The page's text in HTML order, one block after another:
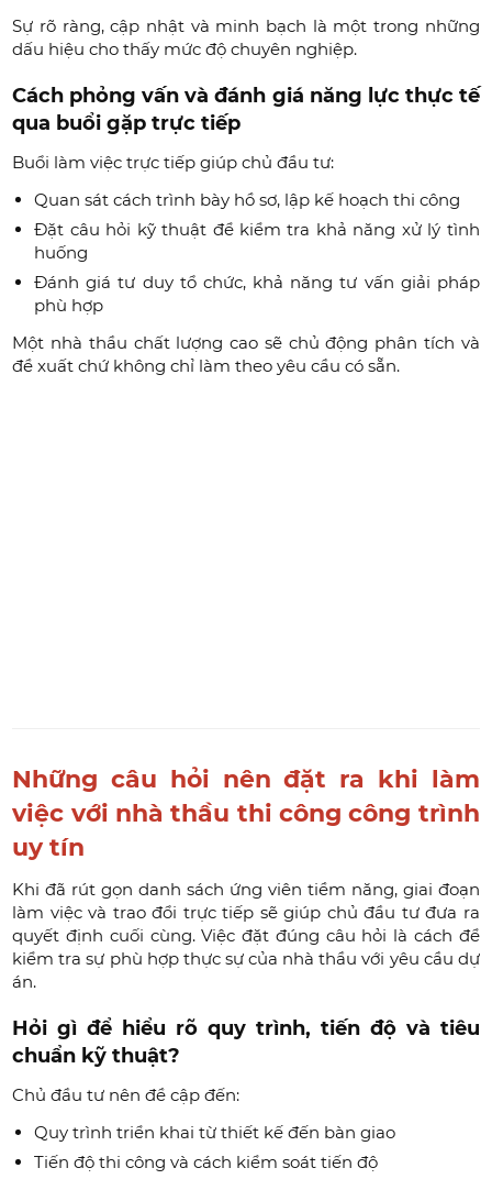
Sự rõ ràng, cập nhật và minh bạch là một trong những
dấu hiệu cho thấy mức độ chuyên nghiệp.
Cách phỏng vấn và đánh giá năng lực thực tế
qua buổi gặp trực tiếp
Buổi làm việc trực tiếp giúp chủ đầu tư:
Quan sát cách trình bày hồ sơ, lập kế hoạch thi công
Đặt câu hỏi kỹ thuật để kiểm tra khả năng xử lý tình
huống
Đánh giá tư duy tổ chức, khả năng tư vấn giải pháp
phù hợp
Một nhà thầu chất lượng cao sẽ chủ động phân tích và
đề xuất chứ không chỉ làm theo yêu cầu có sẵn.
Những câu hỏi nên đặt ra khi làm
việc với nhà thầu thi công công trình
uy tín
Khi đã rút gọn danh sách ứng viên tiềm năng, giai đoạn
làm việc và trao đổi trực tiếp sẽ giúp chủ đầu tư đưa ra
quyết định cuối cùng. Việc đặt đúng câu hỏi là cách để
kiểm tra sự phù hợp thực sự của nhà thầu với yêu cầu dự
án.
Hỏi gì để hiểu rõ quy trình, tiến độ và tiêu
chuẩn kỹ thuật?
Chủ đầu tư nên đề cập đến:
Quy trình triển khai từ thiết kế đến bàn giao
Tiến độ thi công và cách kiểm soát tiến độ